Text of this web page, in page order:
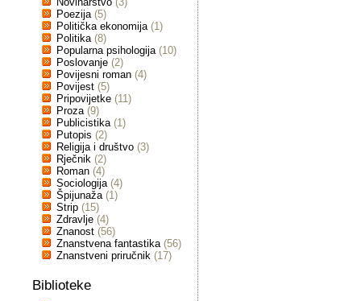
Poezija (5)
Politička ekonomija (1)
Politika (8)
Popularna psihologija (10)
Poslovanje (2)
Povijesni roman (4)
Povijest (5)
Pripovijetke (11)
Proza (9)
Publicistika (1)
Putopis (2)
Religija i društvo (3)
Rječnik (2)
Roman (4)
Sociologija (4)
Špijunaža (1)
Strip (15)
Zdravlje (4)
Znanost (56)
Znanstvena fantastika (56)
Znanstveni priručnik (17)
Biblioteke